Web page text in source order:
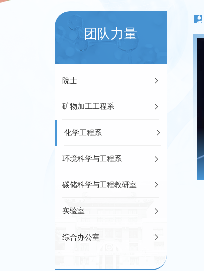
团队力量
院士
矿物加工工程系
化学工程系
环境科学与工程系
碳储科学与工程教研室
实验室
综合办公室